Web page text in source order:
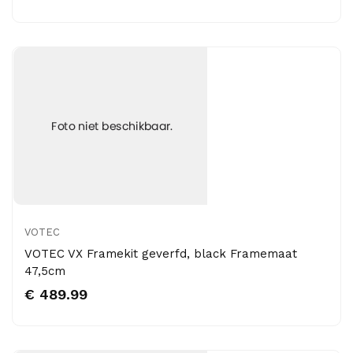
VOTEC
VOTEC VX Framekit geverfd, black Framemaat
47,5cm
€ 489.99